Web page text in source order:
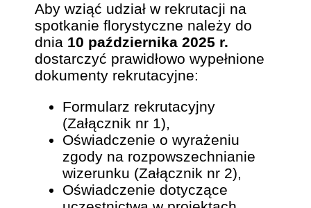
Aby wziąć udział w rekrutacji na
spotkanie florystyczne należy do
dnia 10 października 2025 r.
dostarczyć prawidłowo wypełnione
dokumenty rekrutacyjne:
Formularz rekrutacyjny
(Załącznik nr 1),
Oświadczenie o wyrażeniu
zgody na rozpowszechnianie
wizerunku (Załącznik nr 2),
Oświadczenie dotyczące